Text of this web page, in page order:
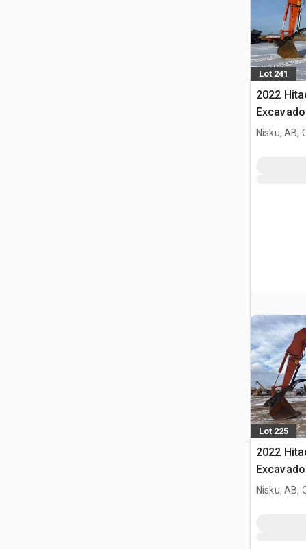
Lot 241
2022
Nisku, AB,
Lot 225
2022
Nisku, AB,